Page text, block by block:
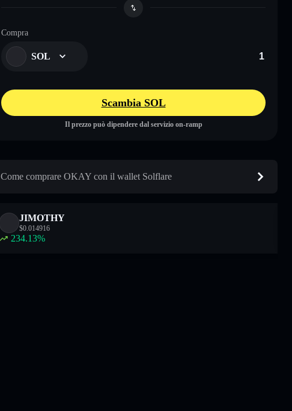
Compra
SOL
Scambia SOL
Il prezzo può dipendere dal servizio on-ramp
Come comprare OKAY con il wallet Solflare
JIMOTHY
$0.014916
234.13%